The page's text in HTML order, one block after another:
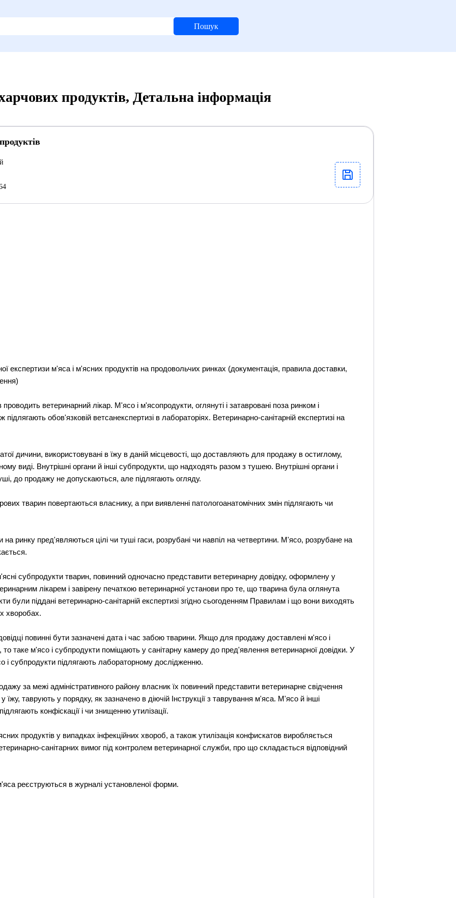
Пошук
продуктів, Детальна інформація
експертизи м'яса і м'ясних продуктів на продовольчих ринках (документація, правила доставки,
проводить ветеринарний лікар. М'ясо і м'ясопродукти, оглянуті і затавровані поза ринком і
обов'язковій ветсанекспертизі в лабораторіях. Ветеринарно-санітарній експертизі на
дичини, використовувані в їжу в даній місцевості, що доставляють для продажу в остиглому,
виді. Внутрішні органи й інші субпродукти, що надходять разом з тушею. Внутрішні органи і
до продажу не допускаються, але підлягають огляду.
тварин повертаються власнику, а при виявленні патологоанатомічних змін підлягають чи
на ринку пред'являються цілі чи туші гаси, розрубані чи навпіл на четвертини. М'ясо, розрубане на
субпродукти тварин, повинний одночасно представити ветеринарну довідку, оформлену у
лікарем і завірену печаткою ветеринарної установи про те, що тварина була оглянута
були піддані ветеринарно-санітарній експертизі згідно сьогоденням Правилам і що вони виходять
хворобах.
повинні бути зазначені дата і час забою тварини. Якщо для продажу доставлені м'ясо і
то таке м'ясо і субпродукти поміщають у санітарну камеру до пред'явлення ветеринарної довідки. У
і субпродукти підлягають лабораторному дослідженню.
за межі адміністративного району власник їх повинний представити ветеринарне свідчення
таврують у порядку, як зазначено в діючій Інструкції з таврування м'яса. М'ясо й інші
конфіскації і чи знищенню утилізації.
продуктів у випадках інфекційних хвороб, а також утилізація конфискатов виробляється
санітарних вимог під контролем ветеринарної служби, про що складається відповідний
реєструються в журналі установленої форми.